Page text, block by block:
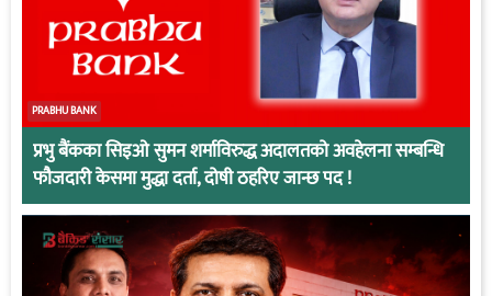
PRABHU BANK
प्रभु बैंकका सिइओ सुमन शर्माविरुद्ध अदालतको अवहेलना सम्बन्धि
फौजदारी केसमा मुद्धा दर्ता, दोषी ठहरिए जान्छ पद !